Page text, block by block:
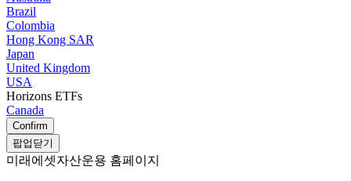
Brazil
Colombia
Hong Kong SAR
Japan
United Kingdom
USA
Horizons ETFs
Canada
Confirm
팝업닫기
미래에셋자산운용 홈페이지